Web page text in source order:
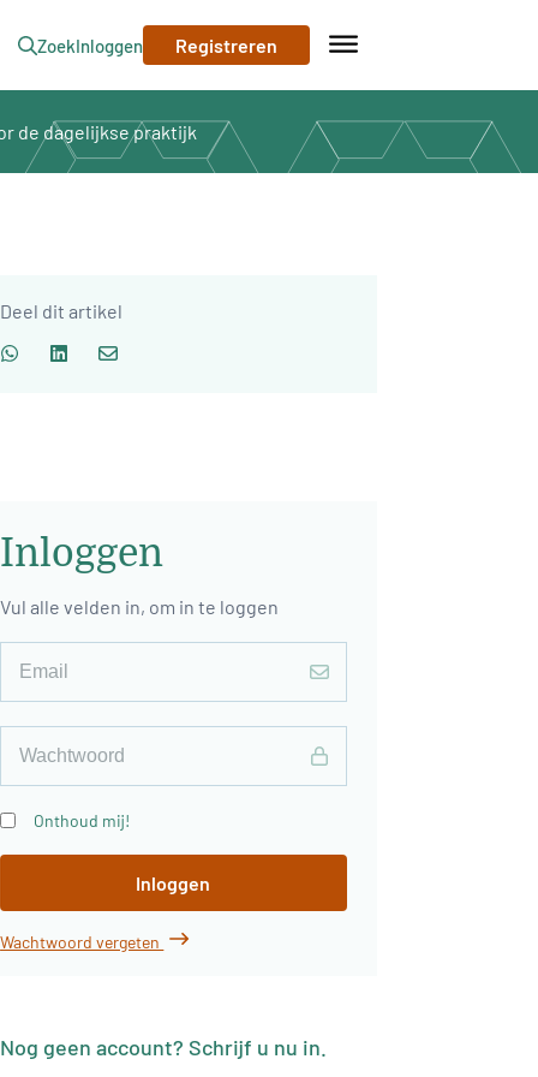
ZoekInloggen Registreren
de dagelijkse praktijk
Deel dit artikel
Inloggen
Vul alle velden in, om in te loggen
Onthoud mij!
Inloggen
Wachtwoord vergeten
Nog geen account? Schrijf u nu in.